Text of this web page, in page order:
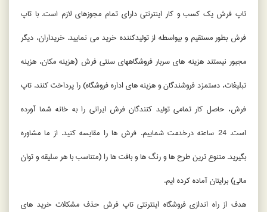
تاپ فرش یک کسب و کار اینترنتی دارای تمام مجوزهای لازم است. با تاپ
فرش بطور مستقیم و بیواسطه از تولیدکننده خرید می نمایید. خریداران، دیگر
مجبور نیستند هزینه های سربار فروشگاههای سنتی فرش (هزینه مکان، هزینه
تبلیغات، دستمزد فروشندگان و هزینه های اداره فروشگاه) را پرداخت کنند. تاپ
فرش، حاصل کار تمامی تولید کنندگان فرش ایرانی را به خانه شما آورده
است. 24 ساعته درخدمت شماییم. فرش ها را مقایسه کنید. از ما مشاوره
بگیرید. متنوع ترین طرح ها و رنگ ها و بافت ها را (متناسب با هر سلیقه و توان
مالی) برایتان آماده کرده ایم.
هدف از راه اندازی فروشگاه اینترنتی تاپ فرش حذف مشکلات خرید های